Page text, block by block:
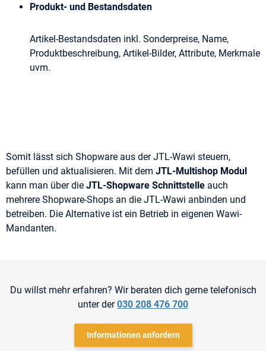
Produkt- und Bestandsdaten
Artikel-Bestandsdaten inkl. Sonderpreise, Name,
Produktbeschreibung, Artikel-Bilder, Attribute, Merkmale
uvm.
Somit lässt sich Shopware aus der JTL-Wawi steuern,
befüllen und aktualisieren. Mit dem JTL-Multishop Modul
kann man über die JTL-Shopware Schnittstelle auch
mehrere Shopware-Shops an die JTL-Wawi anbinden und
betreiben. Die Alternative ist ein Betrieb in eigenen Wawi-
Mandanten.
Du willst mehr erfahren? Wir beraten dich gerne telefonisch
unter der030 208 476 700
Informationen anfordern